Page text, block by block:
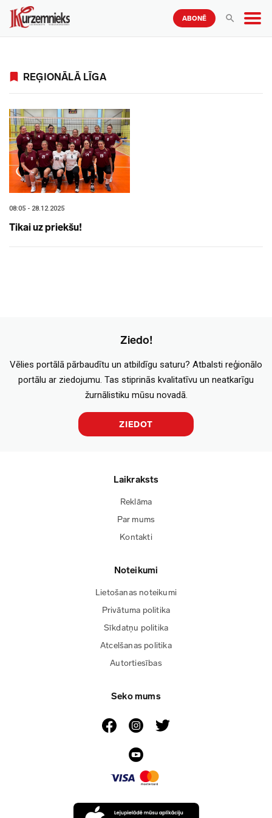
ABONĒ
REĢIONĀLĀ LĪGA
08:05 - 28.12.2025
Tikai uz priekšu!
Ziedo!
Vēlies portālā pārbaudītu un atbildīgu saturu? Atbalsti reģionālo
portālu ar ziedojumu. Tas stiprinās kvalitatīvu un neatkarīgu
žurnālistiku mūsu novadā.
ZIEDOT
Laikraksts
Reklāma
Par mums
Kontakti
Noteikumi
Lietošanas noteikumi
Privātuma politika
Sīkdatņu politika
Atcelšanas politika
Autortiesības
Seko mums